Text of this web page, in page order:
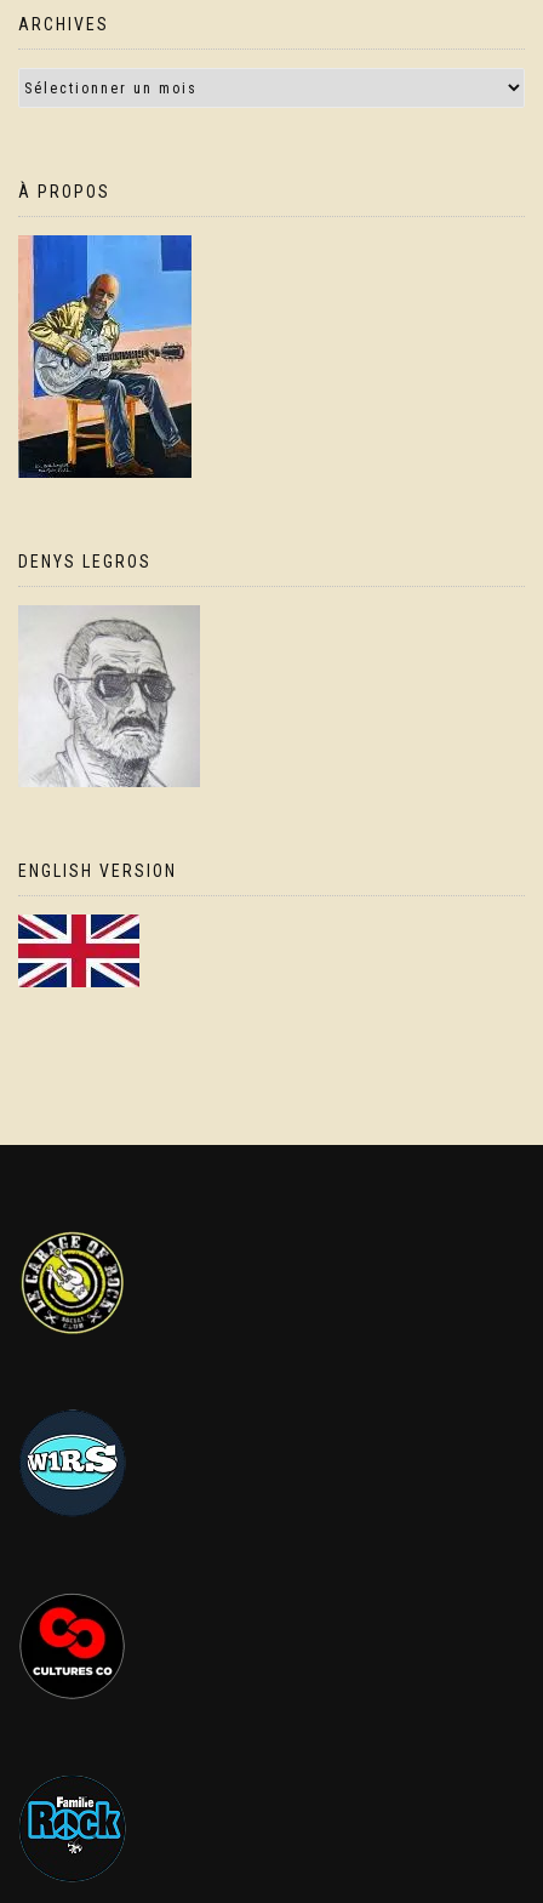
ARCHIVES
À PROPOS
DENYS LEGROS
ENGLISH VERSION